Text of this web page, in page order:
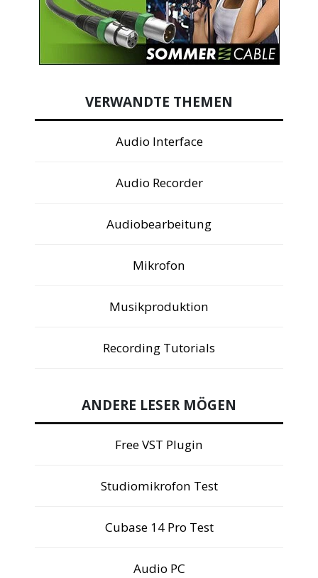
VERWANDTE THEMEN
Audio Interface
Audio Recorder
Audiobearbeitung
Mikrofon
Musikproduktion
Recording Tutorials
ANDERE LESER MÖGEN
Free VST Plugin
Studiomikrofon Test
Cubase 14 Pro Test
Audio PC